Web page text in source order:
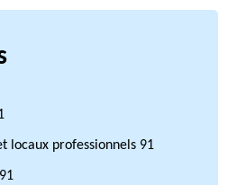
locaux professionnels 91